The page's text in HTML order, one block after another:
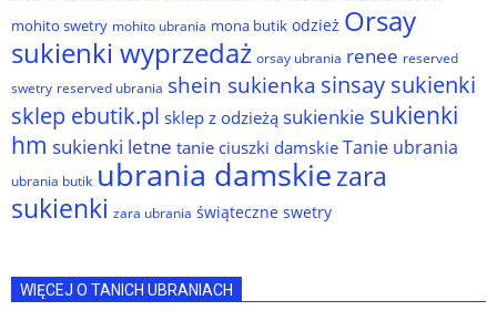
mohito swetry mohito ubrania mona butik odzież Orsay
sukienki wyprzedaż orsay ubrania renee reserved
swetry reserved ubrania shein sukienka sinsay sukienki
sklep ebutik.pl sklep z odzieżą sukienkie sukienki
hm sukienki letne tanie ciuszki damskie Tanie ubrania
ubrania butik ubrania damskiezara
sukienki zara ubrania świąteczne swetry
WIĘCEJ O TANICH UBRANIACH